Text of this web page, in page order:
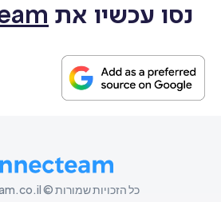
נסו עכשיו את
כל הזכויות שמורות © Connecteam.co.il